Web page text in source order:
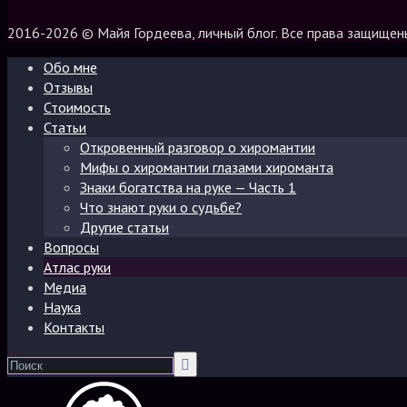
2016-2026 © Майя Гордеева, личный блог. Все права
Обо мне
Отзывы
Стоимость
Статьи
Откровенный разговор о хиромантии
Мифы о хиромантии глазами хироманта
Знаки богатства на руке — Часть 1
Что знают руки о судьбе?
Другие статьи
Вопросы
Атлас руки
Медиа
Наука
Контакты